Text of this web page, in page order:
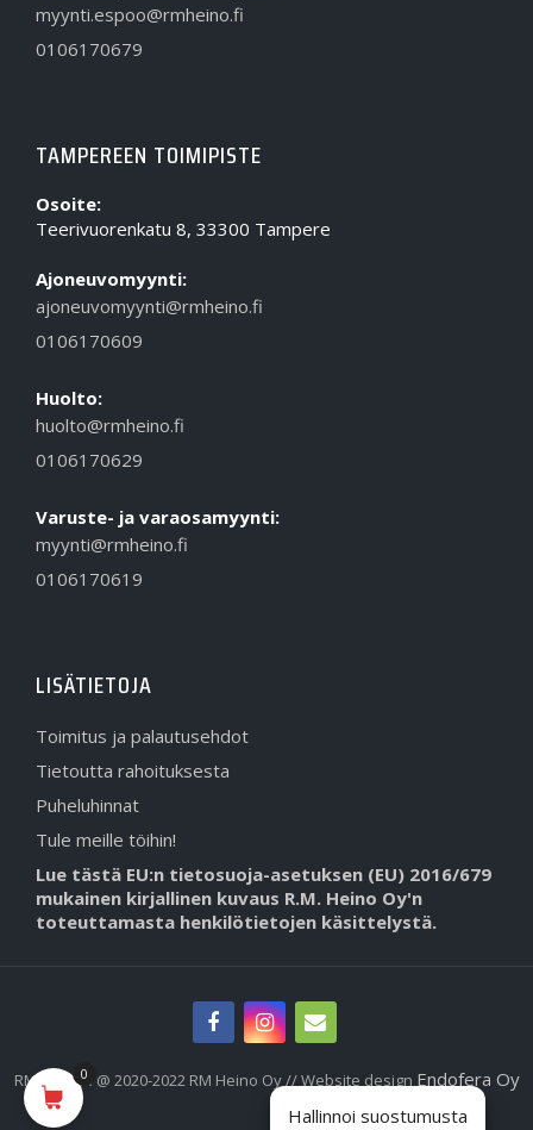
myynti.espoo@rmheino.fi
0106170679
TAMPEREEN TOIMIPISTE
Osoite:
Teerivuorenkatu 8, 33300 Tampere
Ajoneuvomyynti:
ajoneuvomyynti@rmheino.fi
0106170609
Huolto:
huolto@rmheino.fi
0106170629
Varuste- ja varaosamyynti:
myynti@rmheino.fi
0106170619
LISÄTIETOJA
Toimitus ja palautusehdot
Tietoutta rahoituksesta
Puheluhinnat
Tule meille töihin!
Lue tästä EU:n tietosuoja-asetuksen (EU) 2016/679
mukainen kirjallinen kuvaus R.M. Heino Oy'n
toteuttamasta henkilötietojen käsittelystä.
RMHeino.fi @ 2020-2022 RM Heino Oy // Website design Endofera Oy
Hallinnoi suostumusta
0